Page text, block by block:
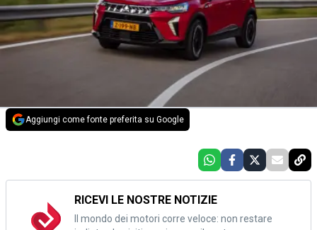
Aggiungi come fonte preferita su Google
RICEVI LE NOSTRE NOTIZIE
Il mondo dei motori corre veloce: non restare